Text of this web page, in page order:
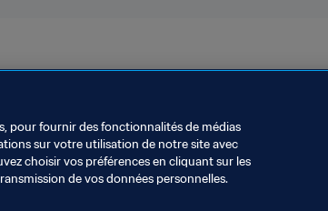
pour fournir des fonctionnalités de médias
sur votre utilisation de notre site avec
choisir vos préférences en cliquant sur les
de vos données personnelles.